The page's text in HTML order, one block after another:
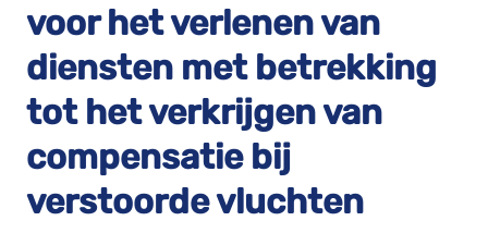
voor het verlenen van
diensten met betrekking
tot het verkrijgen van
compensatie bij
verstoorde vluchten